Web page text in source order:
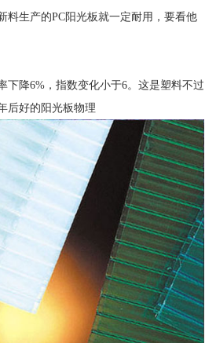
料生产的PC阳光板就一定耐用，要看他
下降6%，指数变化小于6。这是塑料不过
后好的阳光板物理